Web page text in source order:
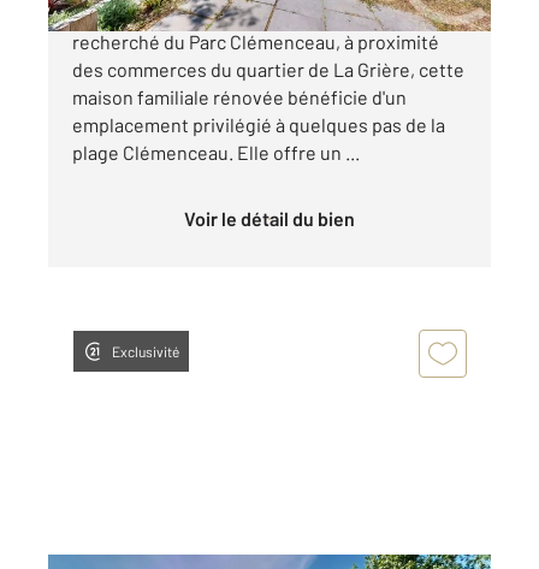
À La Tranche sur Mer, dans le secteur
recherché du Parc Clémenceau, à proximité
des commerces du quartier de La Grière, cette
maison familiale rénovée bénéficie d'un
emplacement privilégié à quelques pas de la
plage Clémenceau. Elle offre un ...
Voir le détail du bien
Exclusivité